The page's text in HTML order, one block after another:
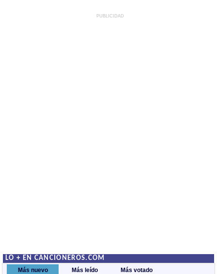
PUBLICIDAD
LO + EN CANCIONEROS.COM
Más nuevo Más leído Más votado